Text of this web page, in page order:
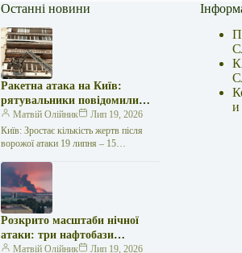
Останні новини
Ракетна атака на Київ:
рятувальники повідомили
про 15 поранених
Матвій Олійник
Лип 19, 2026
Київ: Зростає кількість жертв після
ворожої атаки 19 липня – 15
російської агресії, що сталася у
столиці…
Розкрито масштаби нічної
атаки: три нафтобази
палають у Ставрополі –
Матвій Олійник Лип 19, 2026
и